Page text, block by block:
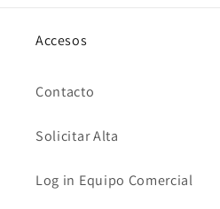
Accesos
Contacto
Solicitar Alta
Log in Equipo Comercial